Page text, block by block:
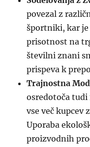
povezal z
športniki, kar
prisotnost na
številni znani
prispeva k
Trajnostna
osredotoča tudi
vse več kupcev
Uporaba
proizvodnih